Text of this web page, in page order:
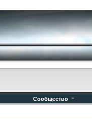
Сообщество